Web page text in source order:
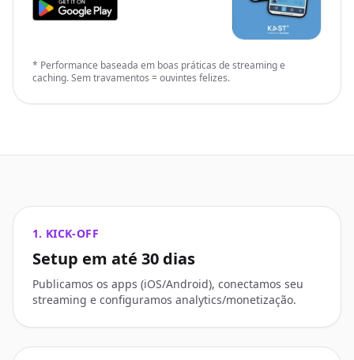
* Performance baseada em boas práticas de streaming e
caching. Sem travamentos = ouvintes felizes.
1. KICK-OFF
Setup em até 30 dias
Publicamos os apps (iOS/Android), conectamos seu
streaming e configuramos analytics/monetização.